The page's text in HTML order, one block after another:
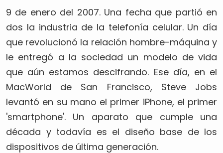
9 de enero del 2007. Una fecha que partió en
dos la industria de la telefonía celular. Un día
que revolucionó la relación hombre-máquina y
le entregó a la sociedad un modelo de vida
que aún estamos descifrando. Ese día, en el
MacWorld de San Francisco, Steve Jobs
levantó en su mano el primer iPhone, el primer
'smartphone'. Un aparato que cumple una
década y todavía es el diseño base de los
dispositivos de última generación.